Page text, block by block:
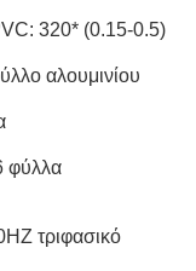
320* (0.15-0.5)
αλουμινίου
φύλλα
τριφασικό